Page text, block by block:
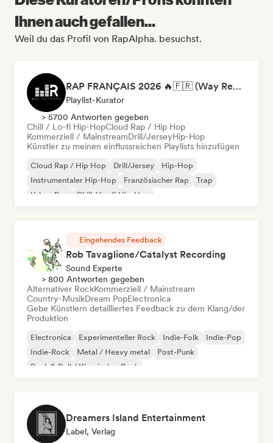
Ihnen auch gefallen...
Weil du das Profil von RapAlpha. besuchst.
RAP FRANÇAIS 2026 🔥🇫🇷 (Way Records)
Playlist-Kurator
> 5700 Antworten gegeben
Chill / Lo-fi Hip-HopCloud Rap / Hip Hop
Kommerziell / MainstreamDrill/JerseyHip-Hop
Künstler zu meinen einflussreichen Playlists hinzufügen
Cloud Rap / Hip Hop Drill/Jersey
Hip-Hop
Instrumentaler Hip-Hop
Französischer Rap
Trap
Urban Pop
Chill / Lo-fi Hip-Hop
Eingehendes Feedback
Rob Tavaglione/Catalyst Recording
Sound Experte
> 800 Antworten gegeben
Alternativer RockKommerziell / Mainstream
Country-MusikDream PopElectronica
Gebe Künstlern detailliertes Feedback zu dem Klang/der
Produktion
Electronica Experimenteller Rock Indie-Folk
Indie-Pop
Indie-Rock
Metal / Heavy metal
Post-Punk
Rock & Roll / Klassischer Rock
Dreamers Island Entertainment
Label, Verlag